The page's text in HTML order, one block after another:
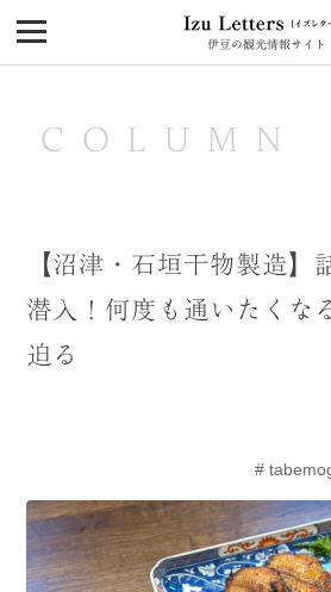
伊豆の観光情報サイト
MENU
NEWS
東伊豆
CATEGORY
COLUMN
【沼津・石垣干物製造】
潜入！何度も通いたくな
迫る